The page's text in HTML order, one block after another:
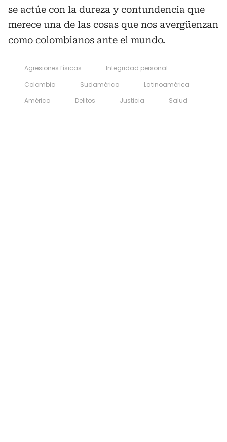
se actúe con la dureza y contundencia que
merece una de las cosas que nos avergüenzan
como colombianos ante el mundo.
Agresiones físicas
Integridad personal
Colombia
Sudamérica
Latinoamérica
América
Delitos Justicia Salud